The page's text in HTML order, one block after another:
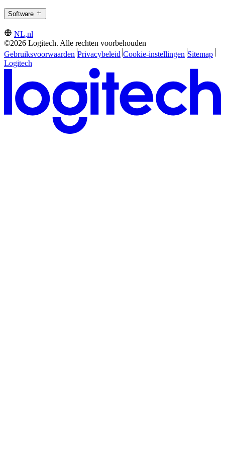
Software
NL,nl
©2026 Logitech. Alle rechten voorbehouden
Gebruiksvoorwaarden Privacybeleid Cookie-instellingen Sitemap
Logitech